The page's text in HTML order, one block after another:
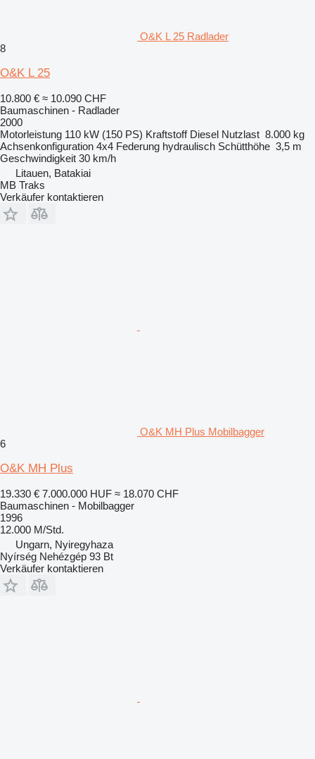
O&K L 25 Radlader
8
O&K L 25
10.800 € ≈ 10.090 CHF
Baumaschinen - Radlader
2000
Motorleistung 110 kW (150 PS) Kraftstoff Diesel Nutzlast 8.000 kg
Achsenkonfiguration 4x4 Federung hydraulisch Schütthöhe 3,5 m
Geschwindigkeit 30 km/h
Litauen, Batakiai
MB Traks
Verkäufer kontaktieren
O&K MH Plus Mobilbagger
6
O&K MH Plus
19.330 € 7.000.000 HUF ≈ 18.070 CHF
Baumaschinen - Mobilbagger
1996
12.000 M/Std.
Ungarn, Nyiregyhaza
Nyírség Nehézgép 93 Bt
Verkäufer kontaktieren